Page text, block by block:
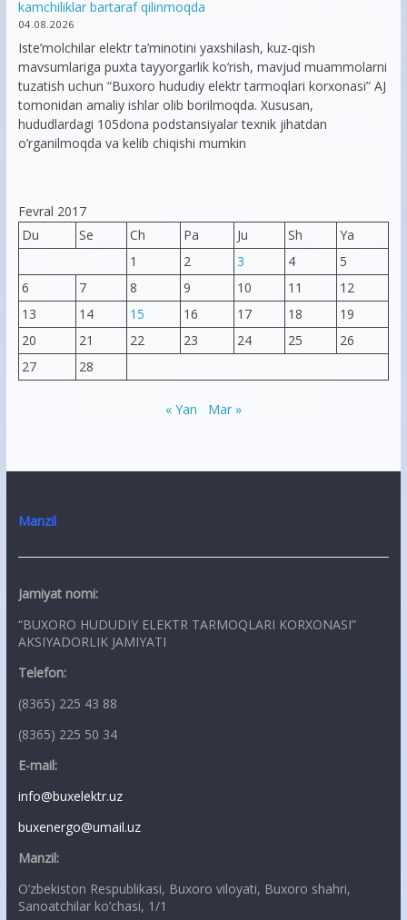
kamchiliklar bartaraf qilinmoqda
04.08.2026
Iste’molchilar elektr ta’minotini yaxshilash, kuz-qish
mavsumlariga puxta tayyorgarlik ko‘rish, mavjud muammolarni
tuzatish uchun “Buxoro hududiy elektr tarmoqlari korxonasi” AJ
tomonidan amaliy ishlar olib borilmoqda. Xususan,
hududlardagi 105dona podstansiyalar texnik jihatdan
o’rganilmoqda va kelib chiqishi mumkin
Fevral 2017
Du
Se Ch Pa Ju Sh
Ya
1
2 3 4
5
6
7 8 9 10 11
12
13
14 15 16 17 18
19
20
21 22 23 24 25
26
27
28
« Yan Mar »
Manzil
Jamiyat nomi:
“BUXORO HUDUDIY ELEKTR TARMOQLARI KORXONASI”
AKSIYADORLIK JAMIYATI
Telefon:
(8365) 225 43 88
(8365) 225 50 34
E-mail:
info@buxelektr.uz
buxenergo@umail.uz
Manzil:
O’zbekiston Respublikasi, Buxoro viloyati, Buxoro shahri,
Sanoatchilar ko’chasi, 1/1